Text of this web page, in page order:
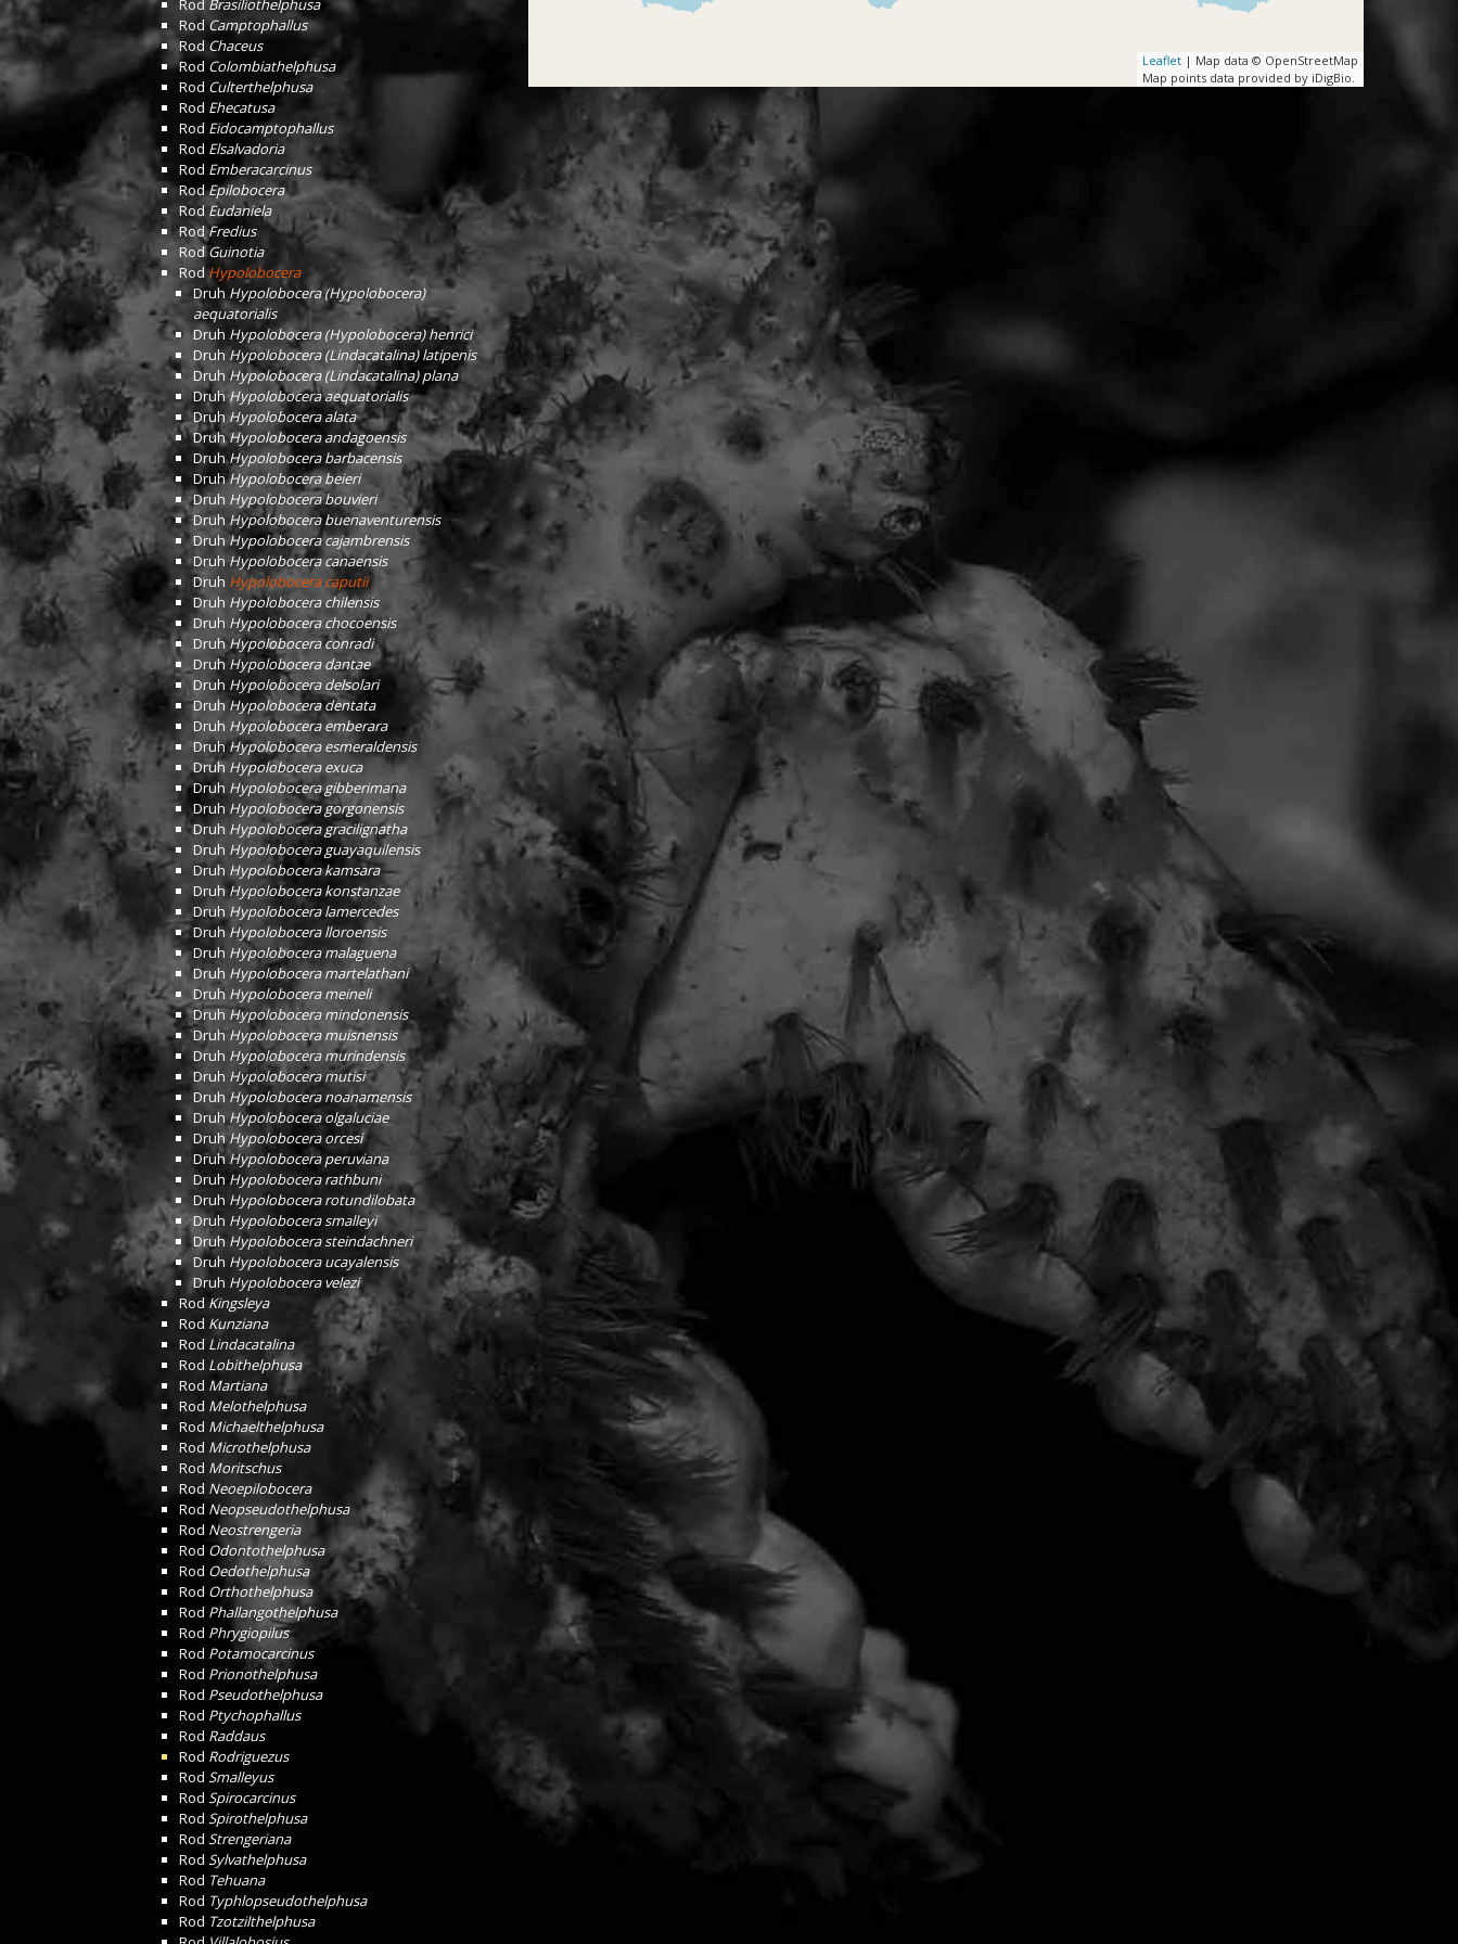
Rod Brasiliothelphusa
RodCamptophallus
RodChaceus
Rod Colombiathelphusa
Rod Culterthelphusa
Rod Ehecatusa
Rod Eidocamptophallus
Rod Elsalvadoria
Rod Emberacarcinus
RodEpilobocera
RodEudaniela
RodFredius
RodGuinotia
RodHypolobocera
Druh Hypolobocera (Hypolobocera)
aequatorialis
Druh Hypolobocera (Hypolobocera) henrici
DruhHypolobocera (Lindacatalina) latipenis
Druh Hypolobocera (Lindacatalina) plana
DruhHypolobocera aequatorialis
DruhHypolobocera alata
DruhHypolobocera andagoensis
DruhHypolobocera barbacensis
DruhHypolobocera beieri
Druh Hypolobocera bouvieri
Druh Hypolobocera buenaventurensis
DruhHypolobocera cajambrensis
Druh Hypolobocera canaensis
Druh Hypolobocera caputii
Druh Hypolobocera chilensis
Druh Hypolobocera chocoensis
DruhHypolobocera conradi
DruhHypolobocera dantae
Druh Hypolobocera delsolari
DruhHypolobocera dentata
Druh Hypolobocera emberara
DruhHypolobocera esmeraldensis
DruhHypolobocera exuca
Druh Hypolobocera gibberimana
Druh Hypolobocera gorgonensis
Druh Hypolobocera gracilignatha
Druh Hypolobocera guayaquilensis
Druh Hypolobocera kamsara
DruhHypolobocera konstanzae
Druh Hypolobocera lamercedes
DruhHypolobocera lloroensis
Druh Hypolobocera malaguena
Druh Hypolobocera martelathani
Druh Hypolobocera meineli
DruhHypolobocera mindonensis
DruhHypolobocera muisnensis
Druh Hypolobocera murindensis
Druh Hypolobocera mutisi
Druh Hypolobocera noanamensis
DruhHypolobocera olgaluciae
DruhHypolobocera orcesi
DruhHypolobocera peruviana
DruhHypolobocera rathbuni
Druh Hypolobocera rotundilobata
Druh Hypolobocera smalleyi
DruhHypolobocera steindachneri
Druh Hypolobocera ucayalensis
Druh Hypolobocera velezi
Rod Kingsleya
Rod Kunziana
Rod Lindacatalina
Rod Lobithelphusa
Rod Martiana
Rod Melothelphusa
Rod Michaelthelphusa
Rod Microthelphusa
Rod Moritschus
Rod Neoepilobocera
Rod Neopseudothelphusa
Rod Neostrengeria
Rod Odontothelphusa
Rod Oedothelphusa
Rod Orthothelphusa
Rod Phallangothelphusa
Rod Phrygiopilus
Rod Potamocarcinus
Rod Prionothelphusa
Rod Pseudothelphusa
Rod Ptychophallus
Rod Raddaus
Rod Rodriguezus
Rod Smalleyus
Rod Spirocarcinus
Rod Spirothelphusa
Rod Strengeriana
Rod Sylvathelphusa
Rod Tehuana
Rod Typhlopseudothelphusa
Rod Tzotzilthelphusa
Leaflet | Map data © OpenStreetMap
Map points data provided by iDigBio.